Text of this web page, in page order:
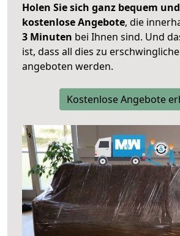
Holen Sie sich ganz bequem
kostenlose Angebote, die
3 Minuten bei Ihnen sind. Und
ist, dass all dies zu
angeboten werden.
Kostenlose Angebote